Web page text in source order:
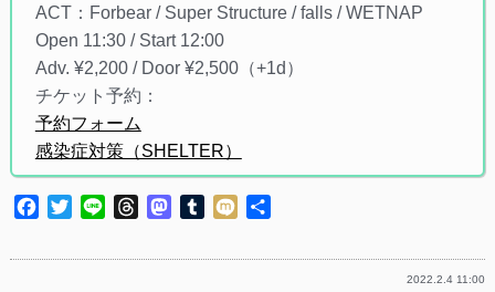
ACT：Forbear / Super Structure / falls / WETNAP
Open 11:30 / Start 12:00
Adv. ¥2,200 / Door ¥2,500（+1d）
チケット予約：
予約フォーム
感染症対策（SHELTER）
Facebook
TwitterLine ThreadsMastodon
Tumblr
Mixi
2022.2.4 11:00